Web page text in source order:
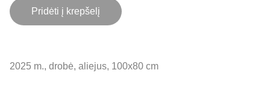
Pridėti į krepšelį
2025 m., drobė, aliejus, 100x80 cm